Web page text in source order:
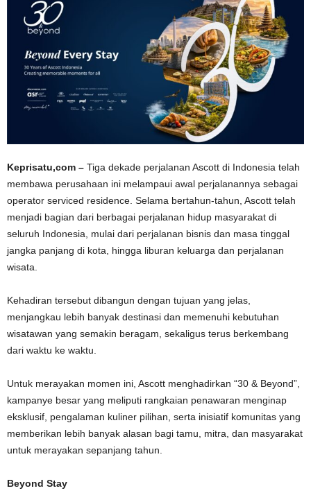
Keprisatu,com – Tiga dekade perjalanan Ascott di Indonesia telah
membawa perusahaan ini melampaui awal perjalanannya sebagai
operator serviced residence. Selama bertahun-tahun, Ascott telah
menjadi bagian dari berbagai perjalanan hidup masyarakat di
seluruh Indonesia, mulai dari perjalanan bisnis dan masa tinggal
jangka panjang di kota, hingga liburan keluarga dan perjalanan
wisata.
Kehadiran tersebut dibangun dengan tujuan yang jelas,
menjangkau lebih banyak destinasi dan memenuhi kebutuhan
wisatawan yang semakin beragam, sekaligus terus berkembang
dari waktu ke waktu.
Untuk merayakan momen ini, Ascott menghadirkan “30 & Beyond”,
kampanye besar yang meliputi rangkaian penawaran menginap
eksklusif, pengalaman kuliner pilihan, serta inisiatif komunitas yang
memberikan lebih banyak alasan bagi tamu, mitra, dan masyarakat
untuk merayakan sepanjang tahun.
Beyond Stay